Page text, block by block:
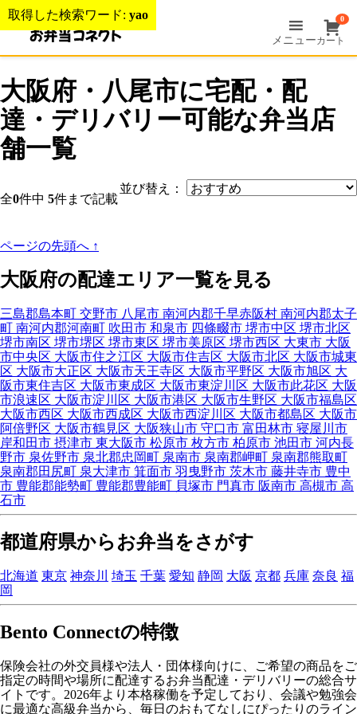
取得した検索ワード: yao
メニューカート
0
大阪府・八尾市に宅配・配
達・デリバリー可能な弁当店
舗一覧
全0件中 5件まで記載
並び替え：
ページの先頭へ ↑
大阪府の配達エリア一覧を見る
三島郡島本町 交野市 八尾市 南河内郡千早赤阪村 南河内郡太子
町 南河内郡河南町 吹田市 和泉市 四條畷市 堺市中区 堺市北区
堺市南区 堺市堺区 堺市東区 堺市美原区 堺市西区 大東市 大阪
市中央区 大阪市住之江区 大阪市住吉区 大阪市北区 大阪市城東
区 大阪市大正区 大阪市天王寺区 大阪市平野区 大阪市旭区 大
阪市東住吉区 大阪市東成区 大阪市東淀川区 大阪市此花区 大阪
市浪速区 大阪市淀川区 大阪市港区 大阪市生野区 大阪市福島区
大阪市西区 大阪市西成区 大阪市西淀川区 大阪市都島区 大阪市
阿倍野区 大阪市鶴見区 大阪狭山市 守口市 富田林市 寝屋川市
岸和田市 摂津市 東大阪市 松原市 枚方市 柏原市 池田市 河内長
野市 泉佐野市 泉北郡忠岡町 泉南市 泉南郡岬町 泉南郡熊取町
泉南郡田尻町 泉大津市 箕面市 羽曳野市 茨木市 藤井寺市 豊中
市 豊能郡能勢町 豊能郡豊能町 貝塚市 門真市 阪南市 高槻市 高
石市
都道府県からお弁当をさがす
北海道 東京 神奈川 埼玉 千葉 愛知 静岡 大阪 京都 兵庫 奈良 福
岡
Bento Connectの特徴
保険会社の外交員様や法人・団体様向けに、ご希望の商品をご
指定の時間や場所に配達するお弁当配達・デリバリーの総合サ
イトです。2026年より本格稼働を予定しており、会議や勉強会
に最適な高級弁当から、毎日のおもてなしにぴったりのライン